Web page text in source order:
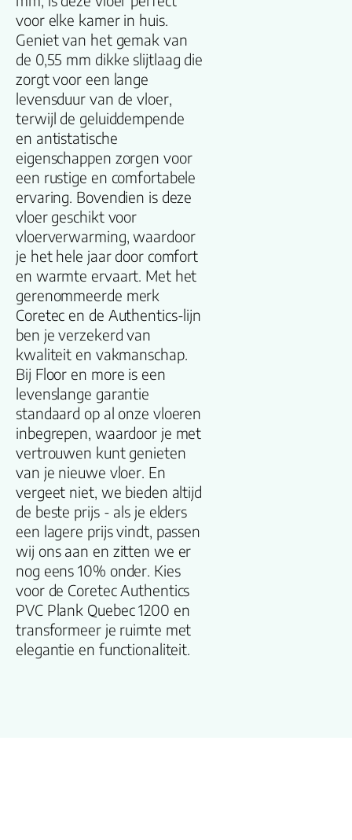
voor elke kamer in huis.
Geniet van het gemak van
de 0,55 mm dikke slijtlaag die
zorgt voor een lange
levensduur van de vloer,
terwijl de geluiddempende
en antistatische
eigenschappen zorgen voor
een rustige en comfortabele
ervaring. Bovendien is deze
vloer geschikt voor
vloerverwarming, waardoor
je het hele jaar door comfort
en warmte ervaart. Met het
gerenommeerde merk
Coretec en de Authentics-lijn
ben je verzekerd van
kwaliteit en vakmanschap.
Bij Floor en more is een
levenslange garantie
standaard op al onze vloeren
inbegrepen, waardoor je met
vertrouwen kunt genieten
van je nieuwe vloer. En
vergeet niet, we bieden altijd
de beste prijs - als je elders
een lagere prijs vindt, passen
wij ons aan en zitten we er
nog eens 10% onder. Kies
voor de Coretec Authentics
PVC Plank Quebec 1200 en
transformeer je ruimte met
elegantie en functionaliteit.